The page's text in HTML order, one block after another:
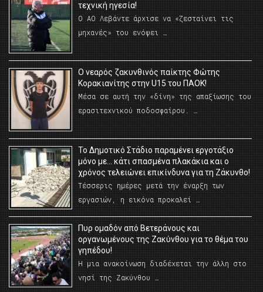
τεχνική ηγεσία!
Ο ΑΟ Λεβάντε άρχισε να «ζεσταίνει τις
μηχανές» του ενόψει …
O νεαρός ζακυνθινός παίκτης Φώτης
Κορακιανίτης στην U15 του ΠΑΟΚ!
Μέσα σε αυτή την «δίνη» της απαξίωσης του
ερασιτεχνικού ποδοσφαίρου. …
Το Δημοτικό Στάδιο παραμένει εργοτάξιο
μόνο με… κάτι σπασμένα πλακάκια και ο
χρόνος τελειώνει επικίνδυνα για τη Ζάκυνθο!
Τέσσερις ημέρες μετά την έναρξη των
εργασιών, η εικόνα προκαλεί …
Πυρ ομαδόν από Βετεράνους και
οργανωμένους της Ζακύνθου για το θέμα του
γηπέδου!
Η μια ανακοίνωση διαδέχεται την άλλη στο
νησί της Ζακύνθου …